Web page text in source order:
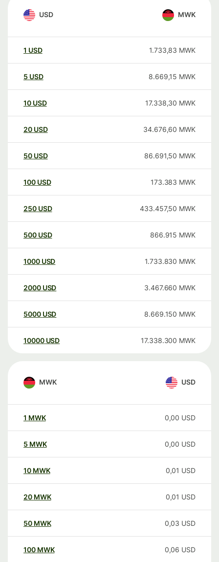
USD MWK
1 USD 1.733,83 MWK
5 USD 8.669,15 MWK
10 USD 17.338,30 MWK
20 USD 34.676,60 MWK
50 USD 86.691,50 MWK
100 USD 173.383 MWK
250 USD 433.457,50 MWK
500 USD 866.915 MWK
1000 USD 1.733.830 MWK
2000 USD 3.467.660 MWK
5000 USD 8.669.150 MWK
10000 USD 17.338.300 MWK
MWK USD
1 MWK 0,00 USD
5 MWK 0,00 USD
10 MWK 0,01 USD
20 MWK 0,01 USD
50 MWK 0,03 USD
100 MWK 0,06 USD